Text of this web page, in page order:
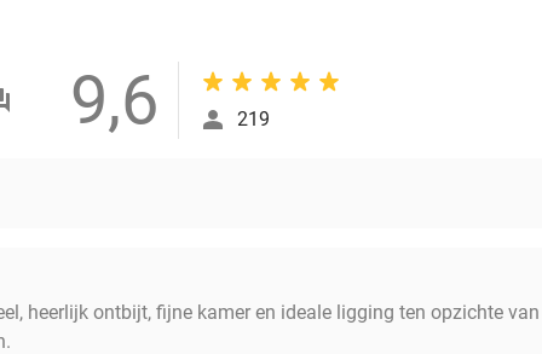
9,6 219
heerlijk ontbijt, fijne kamer en ideale ligging ten opzichte